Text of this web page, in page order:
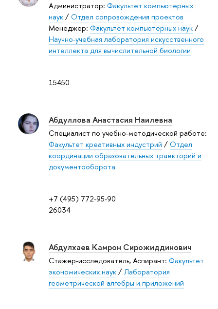
15450
Администратор: Факультет компьютерных
наук/Отдел сопровождения проектов
Менеджер: Факультет компьютерных наук/
Научно-учебная лаборатория искусственного
интеллекта для вычислительной биологии
+7 (495) 772-95-90
26034
Абдуллова Анастасия Наилевна
Специалист по учебно-методической работе:
Факультет креативных индустрий /Отдел
координации образовательных траекторий и
документооборота
Абдулхаев Камрон Сирожиддинович
Стажер-исследователь, Аспирант: Факультет
экономических наук/Лаборатория
геометрической алгебры и приложений